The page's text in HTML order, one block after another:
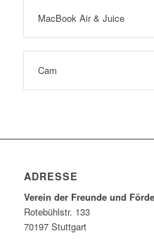
MacBook Air & Juice
Cam
ADRESSE
Verein der Freunde und
Rotebühlstr. 133
70197 Stuttgart